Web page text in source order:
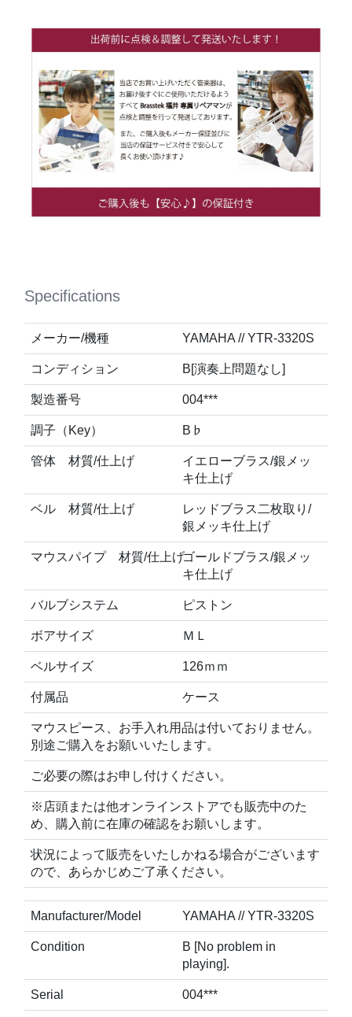
Specifications
メーカー/機種 YAMAHA // YTR-3320S
コンディション B[演奏上問題なし]
製造番号 004***
調子（Key） B♭
管体 材質/仕上げ
イエローブラス/銀メッ
キ仕上げ
ベル 材質/仕上げ
レッドブラス二枚取り/
銀メッキ仕上げ
マウスパイプ 材質/仕上げゴールドブラス/銀メッ
キ仕上げ
バルブシステム ピストン
ボアサイズ ＭＬ
ベルサイズ 126ｍｍ
付属品 ケース
マウスピース、お手入れ用品は付いておりません。
別途ご購入をお願いいたします。
ご必要の際はお申し付けください。
※店頭または他オンラインストアでも販売中のた
め、購入前に在庫の確認をお願いします。
状況によって販売をいたしかねる場合がございます
ので、あらかじめご了承ください。
Manufacturer/Model YAMAHA // YTR-3320S
Condition
B [No problem in
playing].
Serial 004***